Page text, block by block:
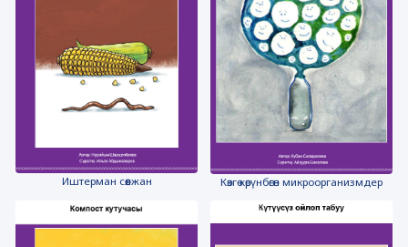
Иштерман сөөлжан Көзгө көрүнбөгөн микроорганизмдер